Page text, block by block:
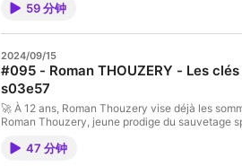
épisode : •⁠ ⁠💼 Son parcours professionnel et la création d'Axeleo Capital. •⁠ ⁠🏃‍♂️ Sa passion pour le trail et les
•⁠ ⁠🎯 Les parallèles entre l'entrepreneuriat et le trail : endurance, résilience et gestion de l'effort. •⁠ ⁠💡 Ses
conseils aux entrepreneurs et sportifs sur la
Abonnez-vous - Partagez - Commentez 📗
commande ici. * Le classement des 20
prometteurs, c’est ici. 🔗 Suivez notre invité : •⁠ ⁠sur Twitter •⁠ ⁠sur Linkedin (tous les liens sont sur
vestiaires.org) 💬 Quelques citations pour vous mettre l'eau à la
une course contre toi-même." •⁠ ⁠"💡 Le sport est un équilibre qui me permet d'éviter de péter un câble." •⁠ ⁠"⛰️
L'esprit trail, c'est partager un moment avec
🤫 Psst ... grâce à Autoscript.fr, on vous
vestiaires.org ! 🤫 Pssst encore : “Secrets de
59 分钟
2024/09/15
#095 - Roman THOUZERY - Les
s03e57
🚀 À 12 ans, Roman Thouzery vise déjà les
Roman Thouzery, jeune prodige du sauvetage
coach et préparatrice mentale Marine Zanardi.
47 分钟